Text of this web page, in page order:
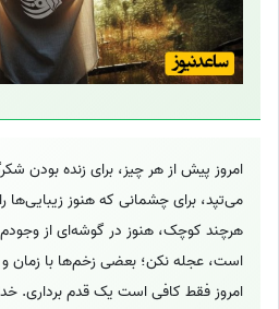
امروز پیش از هر چیز، برای زنده بودن
می‌تپد، برای چشمانی که هنوز زیبایی‌ها
هرچند کوچک، هنوز در گوشه‌ای از
است، عجله نکن؛ بعضی زخم‌ها با زمان و
امروز فقط کافی است یک قدم برداری.